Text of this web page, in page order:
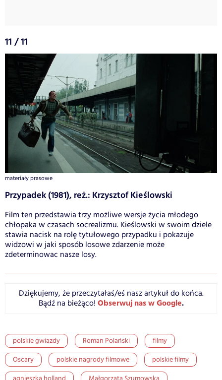
11 / 11
materiały prasowe
Przypadek (1981), reż.: Krzysztof Kieślowski
Film ten przedstawia trzy możliwe wersje życia młodego
chłopaka w czasach socrealizmu. Kieślowski w swoim dziele
stawia nacisk na rolę tytułowego przypadku i pokazuje
widzowi w jaki sposób losowe zdarzenie może
zdeterminowac nasze losy.
Dziękujemy, że przeczytałaś/eś nasz artykuł do końca.
Bądź na bieżąco! Obserwuj nas w Google.
polskie gwiazdy Roman Polański
filmy
Oscary
polskie nagrody filmowe
polskie filmy